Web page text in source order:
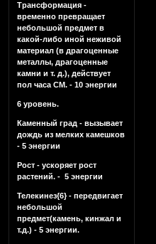
Трансформация -
временно превращает
небольшой предмет в
какой-либо иной неживой
материал (в драгоценные
металлы, драгоценные
камни и т. д.), действует
пол часа СМ. - 10 энергии
6 уровень.
Каменный град - вызывает
дождь из мелких камешков
- 5 энергии
Рост - ускоряет рост
растений. - 5 энергии
Телекинез{6} - передвигает
небольшой
предмет(камень, кинжал и
т.д.) - 5 энергии.